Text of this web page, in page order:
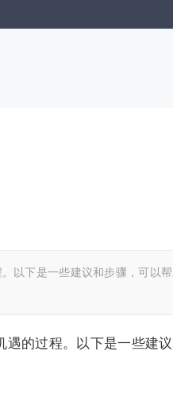
以下是一些建议和步骤，可以
的过程。以下是一些建